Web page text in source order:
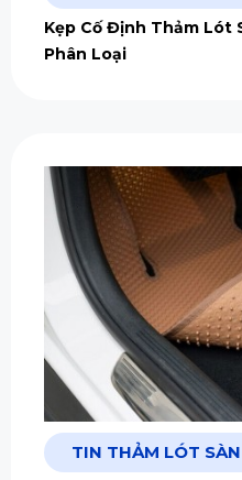
Kẹp Cố Định Thảm Lót
Phân Loại
TIN THẢM LÓT SÀN